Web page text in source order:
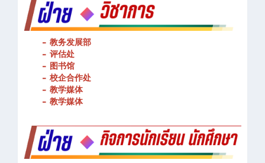
- 教务发展部
- 评估处
- 图书馆
- 校企合作处
- 教学媒体
- 教学媒体